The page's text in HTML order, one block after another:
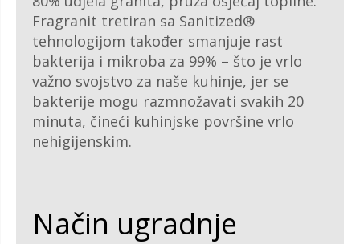
Fragranit tretiran sa Sanitized®
tehnologijom također smanjuje rast
bakterija i mikroba za 99% – što je vrlo
važno svojstvo za naše kuhinje, jer se
bakterije mogu razmnožavati svakih 20
minuta, čineći kuhinjske površine vrlo
nehigijenskim.
Način ugradnje